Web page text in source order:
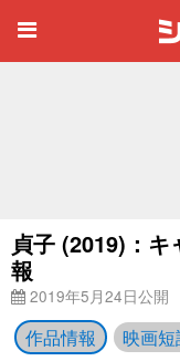
貞子 (2019)：
報
2019年5月24日公開
作品情報 映画短